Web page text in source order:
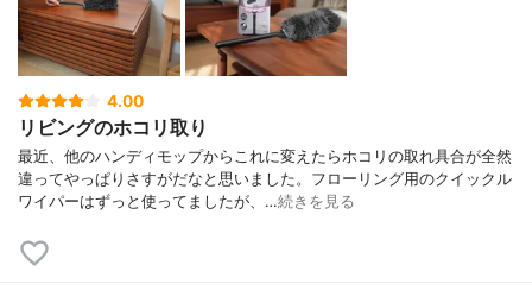
4.00
リビングのホコリ取り
最近、他のハンディモップからこれに変えたらホコリの取れ具合が全然
違ってやっぱりさすがだなと思いました。フローリング用のクイックル
ワイパーはずっと使ってましたが、…続きを見る